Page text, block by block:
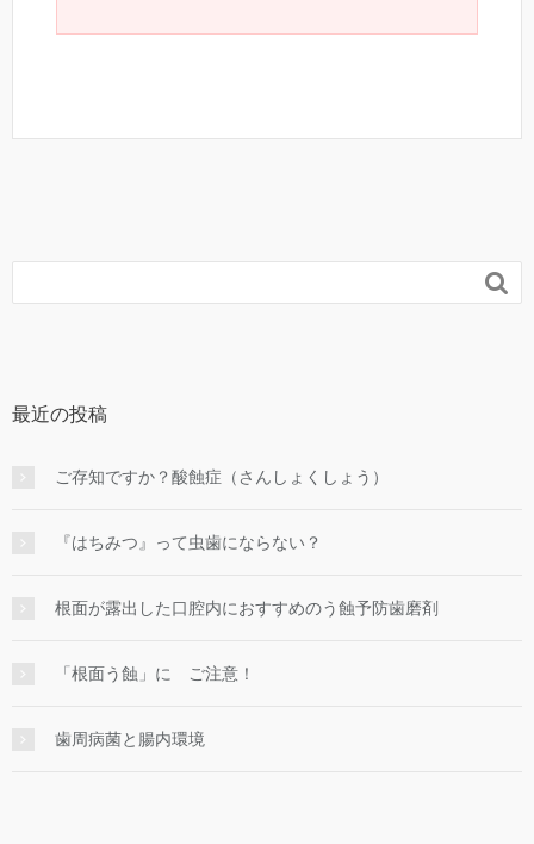

最近の投稿
ご存知ですか？酸蝕症（さんしょくしょう）
『はちみつ』って虫歯にならない？
根面が露出した口腔内におすすめのう蝕予防歯磨剤
「根面う蝕」に ご注意！
歯周病菌と腸内環境